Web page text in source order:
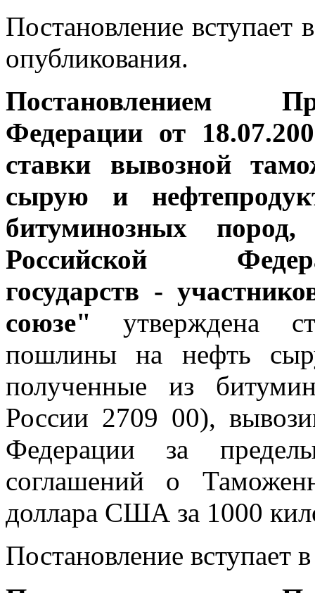
Постановление вступает
опубликования.
Постановлением
Федерации от
ставки вывозной
сырую и
битуминозных
Российской
государств -
союзе" утверждена
пошлины на нефть
полученные из
России 2709 00),
Федерации за
соглашений о
доллара США за 1000
Постановление вступает